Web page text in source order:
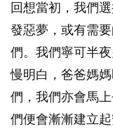
回想當初，我們
發惡夢，或有需
們。我們寧可半
慢明白，爸爸媽
們，我們亦會馬
們便會漸漸建立